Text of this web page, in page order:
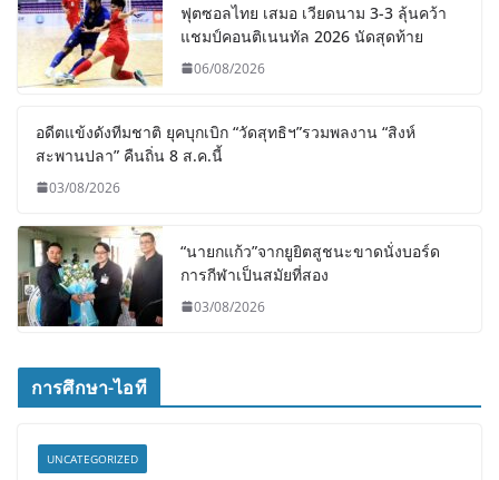
ฟุตซอลไทย เสมอ เวียดนาม 3-3 ลุ้นคว้า
แชมป์คอนติเนนทัล 2026 นัดสุดท้าย
06/08/2026
อดีตแข้งดังทีมชาติ ยุคบุกเบิก “วัดสุทธิฯ”รวมพลงาน “สิงห์
สะพานปลา” คืนถิ่น 8 ส.ค.นี้
03/08/2026
“นายกแก้ว”จากยูยิตสูชนะขาดนั่งบอร์ด
การกีฬาเป็นสมัยที่สอง
03/08/2026
การศึกษา-ไอที
UNCATEGORIZED